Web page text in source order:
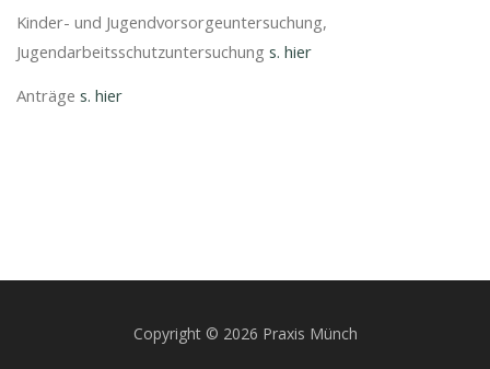
Kinder- und Jugendvorsorgeuntersuchung,
Jugendarbeitsschutzuntersuchung s. hier
Anträge s. hier
Copyright © 2026 Praxis Münch